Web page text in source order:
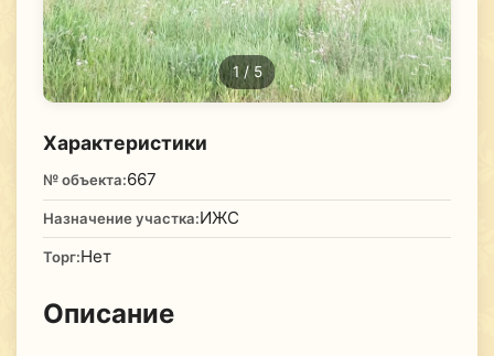
1/ 5
Характеристики
№ объекта:667
Назначение участка:ИЖС
Торг:Нет
Описание